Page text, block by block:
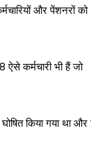
और पेंशनरों को
कर्मचारी भी हैं जो
किया गया था और